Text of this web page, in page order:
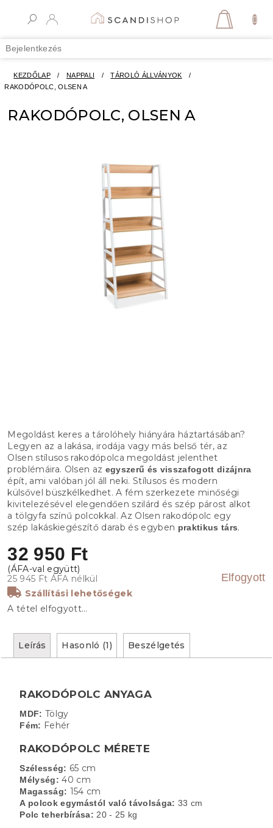
Bejelentkezés
KOSÁR
KEZDŐLAP / NAPPALI / TÁROLÓ ÁLLVÁNYOK
/
RAKODÓPOLC, OLSEN A
RAKODÓPOLC, OLSEN A
32 950 Ft
25 945 Ft ÁFA nélkül Elfogyott
Szállítási lehetőségek
A tétel elfogyott…
Megoldást keres a tárolóhely hiányára háztartásában?
Legyen az a lakása, irodája vagy más belső tér, az
Olsen stílusos rakodópolca megoldást jelenthet
problémáira. Olsen az egyszerű és visszafogott dizájnra
épít, ami valóban jól áll neki. Stílusos és modern
külsővel büszkélkedhet. A fém szerkezete minőségi
kivitelezésével elegendően szilárd és szép párost alkot
a tölgyfa színű polcokkal. Az Olsen rakodópolc egy
szép lakáskiegészítő darab és egyben praktikus társ.
Leírás Hasonló (1) Beszélgetés
RAKODÓPOLC ANYAGA
MDF: Tölgy
Fém: Fehér
RAKODÓPOLC MÉRETE
Szélesség: 65 cm
Mélység: 40 cm
Magasság: 154 cm
A polcok egymástól való távolsága: 33 cm
Polc teherbírása: 20 - 25 kg